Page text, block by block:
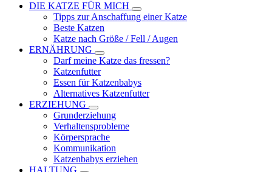
DIE KATZE FÜR MICH
Tipps zur Anschaffung einer Katze
Beste Katzen
Katze nach Größe / Fell / Augen
ERNÄHRUNG
Darf meine Katze das fressen?
Katzenfutter
Essen für Katzenbabys
Alternatives Katzenfutter
ERZIEHUNG
Grunderziehung
Verhaltensprobleme
Körpersprache
Kommunikation
Katzenbabys erziehen
HALTUNG